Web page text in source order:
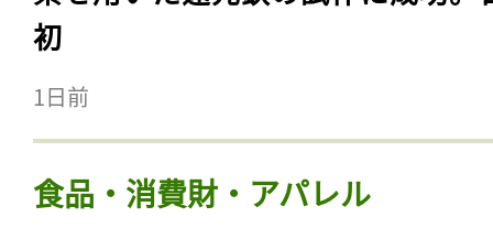
初
1日前
食品・消費財・アパレル